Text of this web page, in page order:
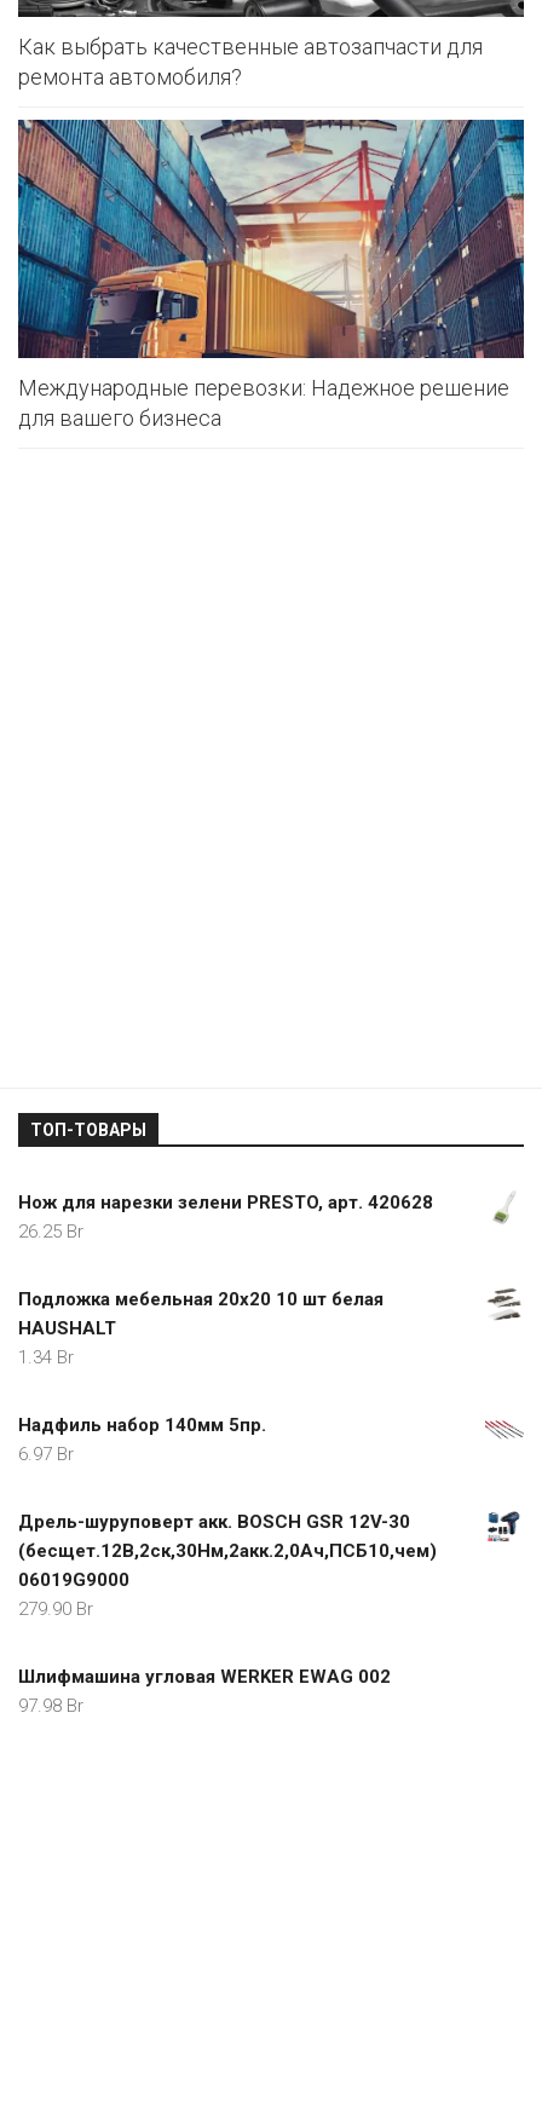
Как выбрать качественные автозапчасти для
ремонта автомобиля?
Международные перевозки: Надежное решение
для вашего бизнеса
ТОП-ТОВАРЫ
Нож для нарезки зелени PRESTO, арт. 420628
26.25 Br
Подложка мебельная 20х20 10 шт белая
HAUSHALT
1.34 Br
Надфиль набор 140мм 5пр.
6.97 Br
Дрель-шуруповерт акк. BOSCH GSR 12V-30
(бесщет.12В,2ск,30Нм,2акк.2,0Ач,ПСБ10,чем)
06019G9000
279.90 Br
Шлифмашина угловая WERKER EWAG 002
97.98 Br